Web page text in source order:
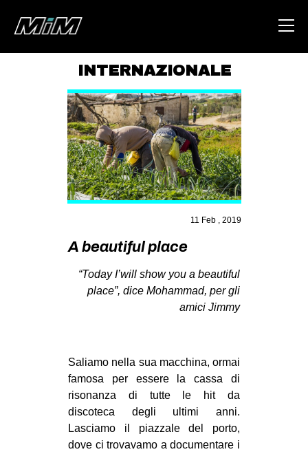
ABOUT
AREA
DEGENERAZIONE
GAZA FREESTYLE
CSOA LAMBRETTA
MSM
ZAM
SPAZI
SPORT POPOLARE
MOVIMENTI
AMBIENTE
INTERNAZIONALE
11 Feb , 2019
A beautiful place
“Today I’will show you a beautiful
place”, dice Mohammad, per gli
amici Jimmy
Saliamo nella sua macchina, ormai
famosa per essere la cassa di
risonanza di tutte le hit da
discoteca degli ultimi anni.
Lasciamo il piazzale del porto,
dove ci trovavamo a documentare i